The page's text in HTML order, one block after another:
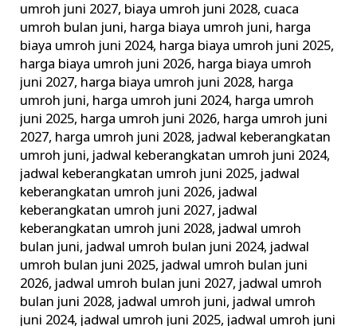
umroh juni 2027, biaya umroh juni 2028, cuaca
umroh bulan juni, harga biaya umroh juni, harga
biaya umroh juni 2024, harga biaya umroh juni 2025,
harga biaya umroh juni 2026, harga biaya umroh
juni 2027, harga biaya umroh juni 2028, harga
umroh juni, harga umroh juni 2024, harga umroh
juni 2025, harga umroh juni 2026, harga umroh juni
2027, harga umroh juni 2028, jadwal keberangkatan
umroh juni, jadwal keberangkatan umroh juni 2024,
jadwal keberangkatan umroh juni 2025, jadwal
keberangkatan umroh juni 2026, jadwal
keberangkatan umroh juni 2027, jadwal
keberangkatan umroh juni 2028, jadwal umroh
bulan juni, jadwal umroh bulan juni 2024, jadwal
umroh bulan juni 2025, jadwal umroh bulan juni
2026, jadwal umroh bulan juni 2027, jadwal umroh
bulan juni 2028, jadwal umroh juni, jadwal umroh
juni 2024, jadwal umroh juni 2025, jadwal umroh juni